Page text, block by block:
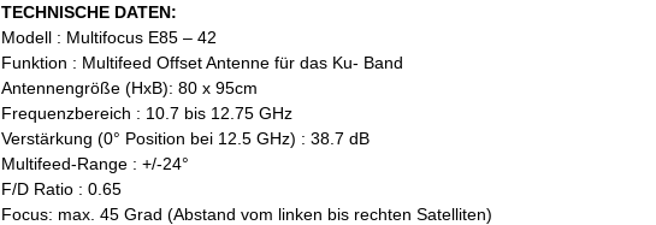
TECHNISCHE DATEN:
Modell : Multifocus E85 – 42
Funktion : Multifeed Offset Antenne für das Ku- Band
Antennengröße (HxB): 80 x 95cm
Frequenzbereich : 10.7 bis 12.75 GHz
Verstärkung (0° Position bei 12.5 GHz) : 38.7 dB
Multifeed-Range : +/-24°
F/D Ratio : 0.65
Focus: max. 45 Grad (Abstand vom linken bis rechten Satelliten)